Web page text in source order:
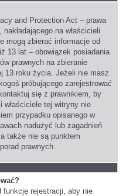
and Protection Act – prawa
na właścicieli
mogą zbierać informacje od
13 lat – obowiązek posiadania
prawnych na zbieranie
13 roku życia. Jeżeli nie masz
próbującego zarejestrować
się z prawnikiem, by
tej witryny nie
przypadku opisanego w
nadużyć lub zagadnień
także nie są punktem
prawnych.
funkcję rejestracji, aby nie